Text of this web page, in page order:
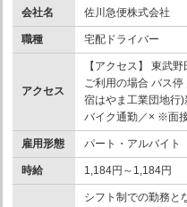
会社名 佐川急便株式会社
職種 宅配ドライバー
アクセス
【アクセス】 東武
ご利用の場合 バス
宿はやま工業団地行)
バイク通勤／× ※面
雇用形態 パート・アルバイト
時給 1,184円～1,184円
シフト制での勤務と